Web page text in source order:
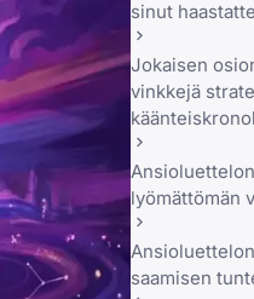
sinut
Jokaisen
vinkkejä
lyömättömän
saamisen